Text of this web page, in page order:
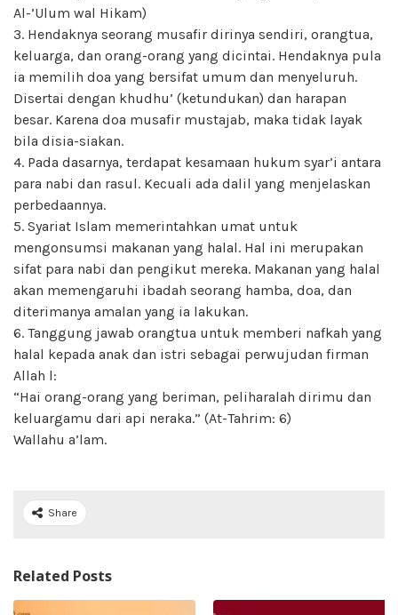
Al-’Ulum wal Hikam)
3. Hendaknya seorang musafir dirinya sendiri, orangtua,
keluarga, dan orang-orang yang dicintai. Hendaknya pula
ia memilih doa yang bersifat umum dan menyeluruh.
Disertai dengan khudhu’ (ketundukan) dan harapan
besar. Karena doa musafir mustajab, maka tidak layak
bila disia-siakan.
4. Pada dasarnya, terdapat kesamaan hukum syar’i antara
para nabi dan rasul. Kecuali ada dalil yang menjelaskan
perbedaannya.
5. Syariat Islam memerintahkan umat untuk
mengonsumsi makanan yang halal. Hal ini merupakan
sifat para nabi dan pengikut mereka. Makanan yang halal
akan memengaruhi ibadah seorang hamba, doa, dan
diterimanya amalan yang ia lakukan.
6. Tanggung jawab orangtua untuk memberi nafkah yang
halal kepada anak dan istri sebagai perwujudan firman
Allah l:
“Hai orang-orang yang beriman, peliharalah dirimu dan
keluargamu dari api neraka.” (At-Tahrim: 6)
Wallahu a’lam.
Share
Related Posts